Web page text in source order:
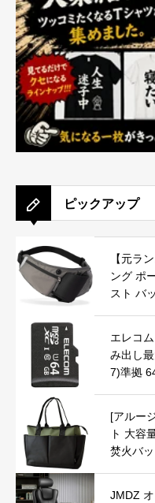
ピックアップ
【元ラ
ング ポ
スト バ
エレコ
み出し
7)準拠
[アルー
ト 大容
焚火バ
JMDZ